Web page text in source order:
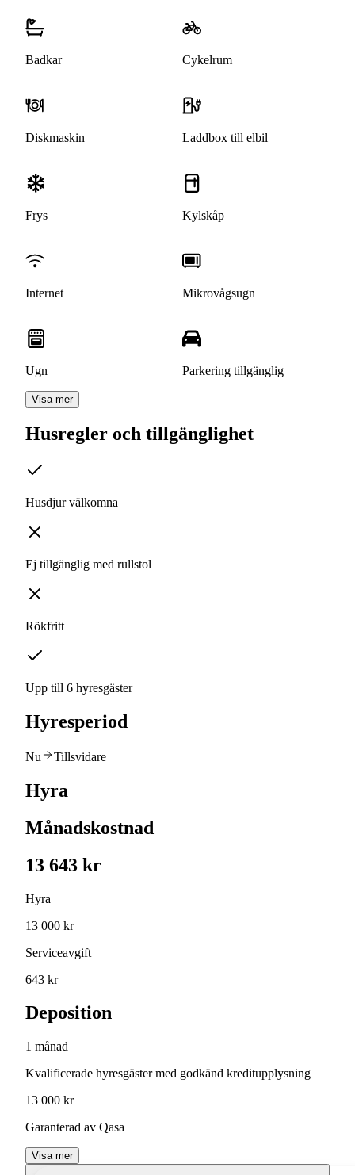
Badkar Cykelrum
Diskmaskin Laddbox till elbil
Frys Kylskåp
Internet Mikrovågsugn
Ugn Parkering tillgänglig
Visa mer
Husregler och tillgänglighet
Husdjur välkomna
Ej tillgänglig med rullstol
Rökfritt
Upp till 6 hyresgäster
Hyresperiod
Nu Tillsvidare
Hyra
Månadskostnad
13 643 kr
Hyra
13 000 kr
Serviceavgift
643 kr
Deposition
1 månad
Kvalificerade hyresgäster med godkänd kreditupplysning
13 000 kr
Garanterad av Qasa
Visa mer